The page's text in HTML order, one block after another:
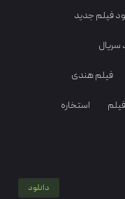
فیلم جدید
سریال
فیلم هندی
استخاره
دانلود